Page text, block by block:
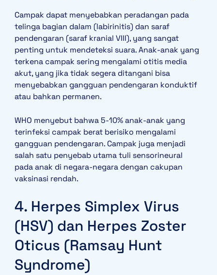
Campak dapat menyebabkan peradangan pada
telinga bagian dalam (labirinitis) dan saraf
pendengaran (saraf kranial VIII), yang sangat
penting untuk mendeteksi suara. Anak-anak yang
terkena campak sering mengalami otitis media
akut, yang jika tidak segera ditangani bisa
menyebabkan gangguan pendengaran konduktif
atau bahkan permanen.
WHO menyebut bahwa 5-10% anak-anak yang
terinfeksi campak berat berisiko mengalami
gangguan pendengaran. Campak juga menjadi
salah satu penyebab utama tuli sensorineural
pada anak di negara-negara dengan cakupan
vaksinasi rendah.
4. Herpes Simplex Virus
(HSV) dan Herpes Zoster
Oticus (Ramsay Hunt
Syndrome)